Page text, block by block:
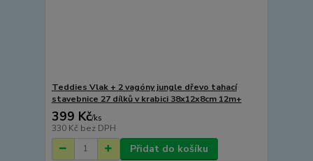
Teddies Vlak + 2 vagóny jungle dřevo tahací
stavebnice 27 dílků v krabici 38x12x8cm 12m+
399 Kč/ks
330 Kč bez DPH
Přidat do košíku